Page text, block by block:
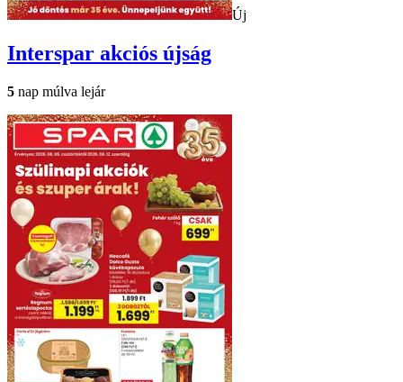
Új
Interspar akciós újság
5 nap múlva lejár